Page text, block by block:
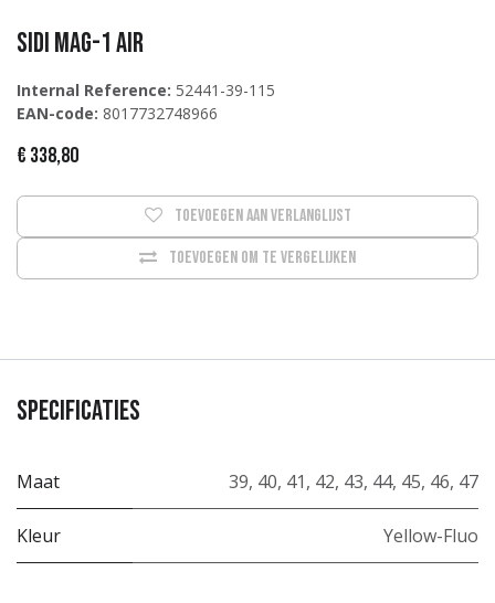
Sidi MAG-1 AIR
Internal Reference: 52441-39-115
EAN-code: 8017732748966
€ 338,80
Toevoegen om te vergelijken
Toevoegen aan verlanglijst
Specificaties
Maat 39, 40, 41, 42, 43, 44, 45, 46, 47
Kleur Yellow-Fluo